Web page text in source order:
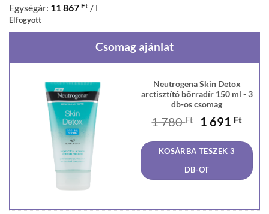
Egységár: 11 867 Ft / l
Elfogyott
Csomag ajánlat
Neutrogena Skin Detox
arctisztító bőrradír 150 ml - 3
db-os csomag
1 780Ft
Original
was:
1
780 Ft.
1 691 Ft
is:
691
KOSÁRBA TESZEK 3
DB-OT